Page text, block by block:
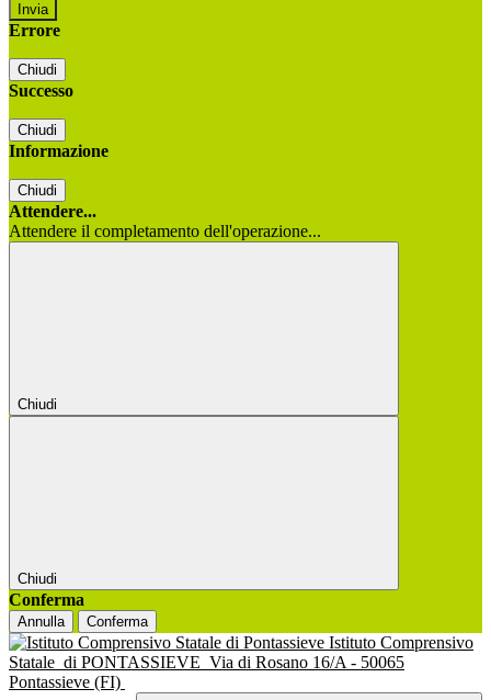
Errore
Chiudi
Successo
Chiudi
Informazione
Chiudi
Attendere...
Attendere il completamento dell'operazione...
Chiudi
Chiudi
Conferma
Annulla Conferma
Istituto Comprensivo
Statale di PONTASSIEVE Via di Rosano 16/A - 50065
Pontassieve (FI)